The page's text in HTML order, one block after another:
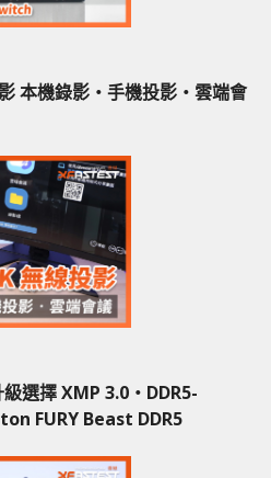
本機錄影‧手機投影‧雲端會
級選擇 XMP 3.0‧DDR5-
FURY Beast DDR5